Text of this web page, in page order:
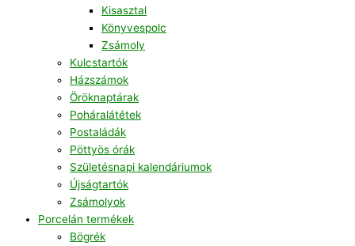
Kisasztal
Könyvespolc
Zsámoly
Kulcstartók
Házszámok
Öröknaptárak
Poháralátétek
Postaládák
Pöttyös órák
Születésnapi kalendáriumok
Újságtartók
Zsámolyok
Porcelán termékek
Bögrék